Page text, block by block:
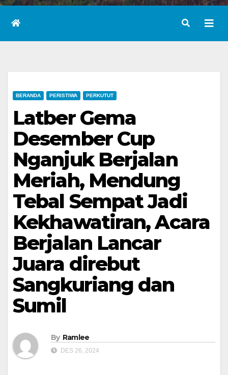
BERANDA PERISTIWA PERKUTUT
Latber Gema
Desember Cup
Nganjuk Berjalan
Meriah, Mendung
Tebal Sempat Jadi
Kekhawatiran, Acara
Berjalan Lancar
Juara direbut
Sangkuriang dan
Sumil
By Ramlee
DES 26, 2024